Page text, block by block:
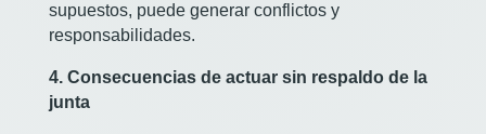
supuestos, puede generar conflictos y
responsabilidades.
4. Consecuencias de actuar sin respaldo de la
junta